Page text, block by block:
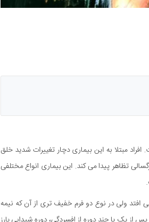
مبتلا به این بیماری دچار تغییرات شدید خلق
تظاهر پیدا می کند. این بیماری انواع مختلفی
ولی در نوع دو فرم خفیف تری از آن که نیمه